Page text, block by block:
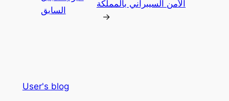
السابق
الأمن السيبراني بالمملكة
→
User's blog